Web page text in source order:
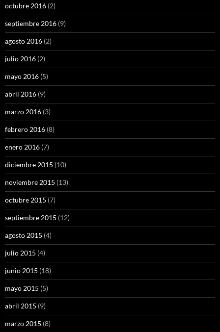
octubre 2016 (2)
septiembre 2016 (9)
agosto 2016 (2)
julio 2016 (2)
mayo 2016 (5)
abril 2016 (9)
marzo 2016 (3)
febrero 2016 (8)
enero 2016 (7)
diciembre 2015 (10)
noviembre 2015 (13)
octubre 2015 (7)
septiembre 2015 (12)
agosto 2015 (4)
julio 2015 (4)
junio 2015 (18)
mayo 2015 (5)
abril 2015 (9)
marzo 2015 (8)